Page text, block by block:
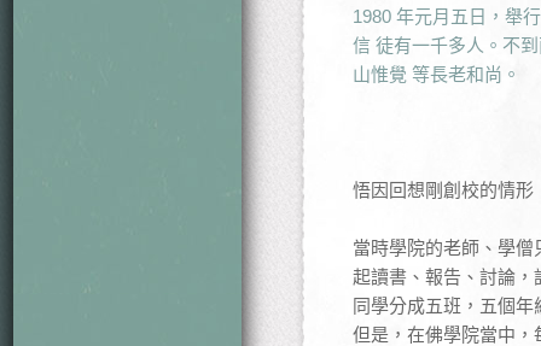
1980 年元月五日，舉
信 徒有一千多人。不
山惟覺 等長老和尚。
悟因回想剛創校的情形
當時學院的老師、學
起讀書、報告、討論
同學分成五班，五個
但是，在佛學院當中